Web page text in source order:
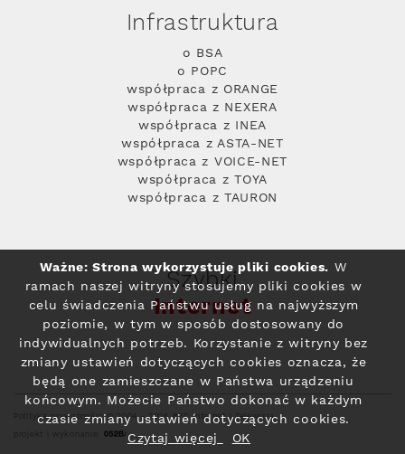
Infrastruktura
o BSA
o POPC
współpraca z ORANGE
współpraca z NEXERA
współpraca z INEA
współpraca z ASTA-NET
współpraca z VOICE-NET
współpraca z TOYA
współpraca z TAURON
Szybki
Internet
Polityka prywatności© 2004 - 2026 RFC Internet i Telewizja
projekt i wykonanie:
Ważne: Strona wykorzystuje pliki cookies. W
ramach naszej witryny stosujemy pliki cookies w
celu świadczenia Państwu usług na najwyższym
poziomie, w tym w sposób dostosowany do
indywidualnych potrzeb. Korzystanie z witryny bez
zmiany ustawień dotyczących cookies oznacza, że
będą one zamieszczane w Państwa urządzeniu
końcowym. Możecie Państwo dokonać w każdym
czasie zmiany ustawień dotyczących cookies.
Czytaj więcej
OK